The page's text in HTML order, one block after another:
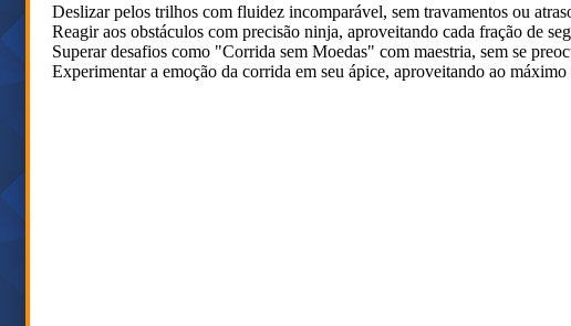
Deslizar pelos trilhos com fluidez incomparável, sem travamentos ou
Reagir aos obstáculos com precisão ninja, aproveitando cada fração de
Superar desafios como "Corrida sem Moedas" com maestria, sem se
Experimentar a emoção da corrida em seu ápice, aproveitando ao